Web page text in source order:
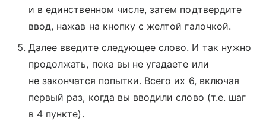
и в единственном числе, затем подтвердите
ввод, нажав на кнопку с желтой галочкой.
Далее введите следующее слово. И так нужно
продолжать, пока вы не угадаете или
не закончатся попытки. Всего их 6, включая
первый раз, когда вы вводили слово (т.е. шаг
в 4 пункте).